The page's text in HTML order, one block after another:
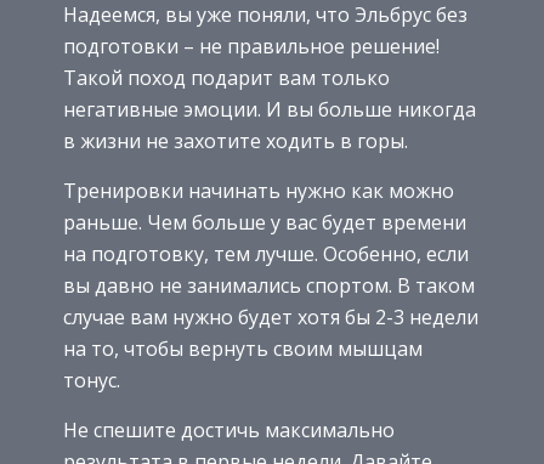
Надеемся, вы уже поняли, что Эльбрус без
подготовки – не правильное решение!
Такой поход подарит вам только
негативные эмоции. И вы больше никогда
в жизни не захотите ходить в горы.
Тренировки начинать нужно как можно
раньше. Чем больше у вас будет времени
на подготовку, тем лучше. Особенно, если
вы давно не занимались спортом. В таком
случае вам нужно будет хотя бы 2-3 недели
на то, чтобы вернуть своим мышцам
тонус.
Не спешите достичь максимально